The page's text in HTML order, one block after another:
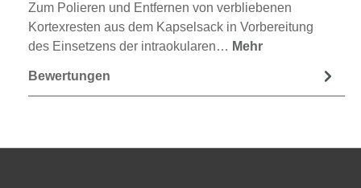
Zum Polieren und Entfernen von verbliebenen
Kortexresten aus dem Kapselsack in Vorbereitung
des Einsetzens der intraokularen… Mehr
Bewertungen